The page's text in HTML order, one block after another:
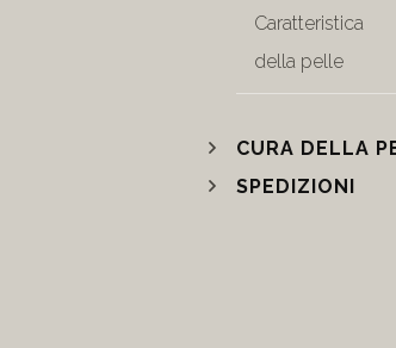
Caratteristica
della pelle
CURA DELLA
SPEDIZIONI